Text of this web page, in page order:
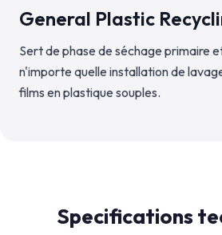
General Plastic
Sert de phase de séchage primaire
n'importe quelle installation de
films en plastique souples.
Specifications